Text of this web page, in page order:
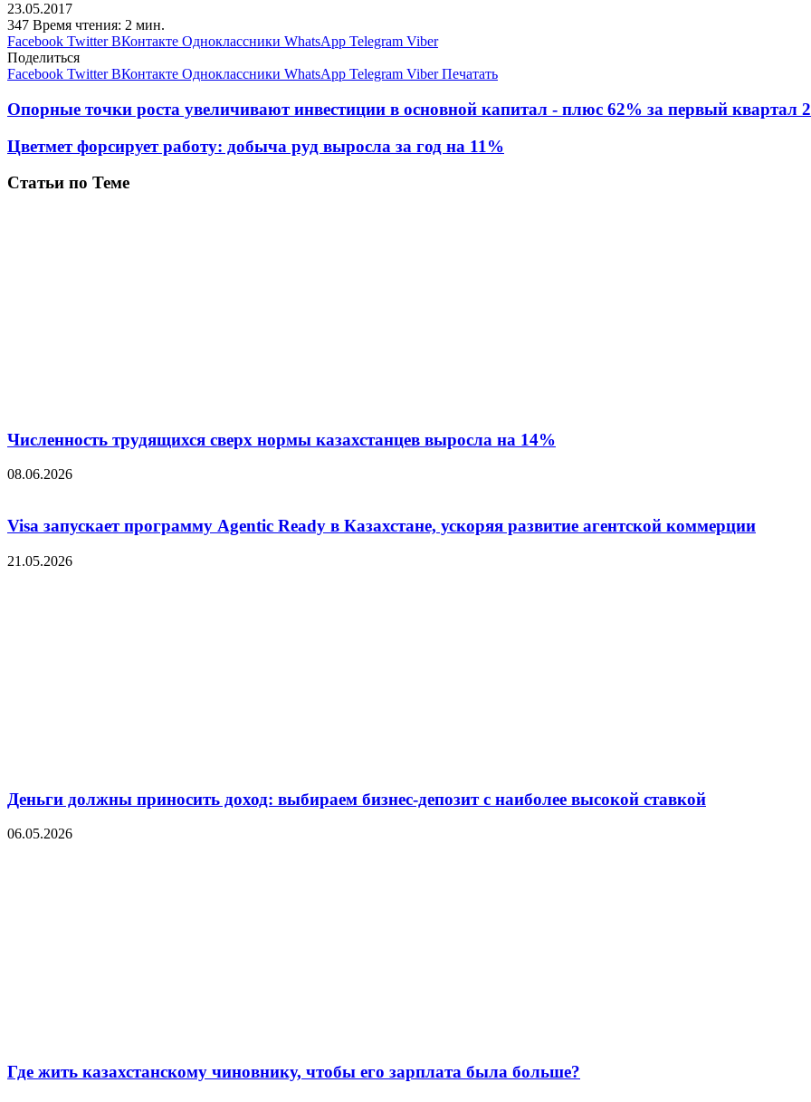
23.05.2017
347 Время чтения: 2 мин.
Facebook Twitter ВКонтакте Одноклассники WhatsApp Telegram Viber
Поделиться
Facebook Twitter ВКонтакте Одноклассники WhatsApp Telegram Viber Печатать
Опорные точки роста увеличивают инвестиции в основной капитал - плюс 62% за первый квартал
Цветмет форсирует работу: добыча руд выросла за год на 11%
Статьи по Теме
Численность трудящихся сверх нормы казахстанцев выросла на 14%
08.06.2026
Visa запускает программу Agentic Ready в Казахстане, ускоряя развитие агентской коммерции
21.05.2026
Деньги должны приносить доход: выбираем бизнес-депозит с наиболее высокой ставкой
06.05.2026
Где жить казахстанскому чиновнику, чтобы его зарплата была больше?